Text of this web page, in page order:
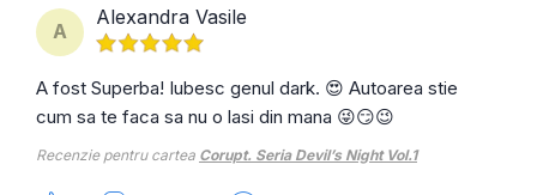
A
Alexandra Vasile
A fost Superba! Iubesc genul dark. 😍 Autoarea stie
cum sa te faca sa nu o lasi din mana 😜😏😉
Recenzie pentru cartea Corupt. Seria Devil’s Night Vol.1